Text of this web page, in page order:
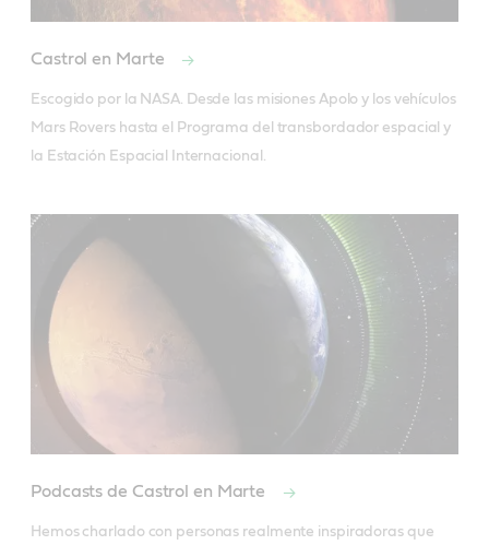
Castrol en Marte
Escogido por la NASA. Desde las misiones Apolo y los vehículos
Mars Rovers hasta el Programa del transbordador espacial y
la Estación Espacial Internacional.
Podcasts de Castrol en Marte
Hemos charlado con personas realmente inspiradoras que